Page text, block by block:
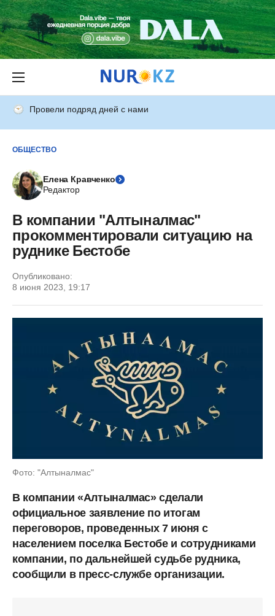
Провели подряд дней с нами
ОБЩЕСТВО
Елена Кравченко
Редактор
В компании "Алтыналмас"
прокомментировали ситуацию на
руднике Бестобе
Опубликовано:
8 июня 2023, 19:17
Фото: "Алтыналмас"
В компании «Алтыналмас» сделали
официальное заявление по итогам
переговоров, проведенных 7 июня с
населением поселка Бестобе и сотрудниками
компании, по дальнейшей судьбе рудника,
сообщили в пресс-службе организации.